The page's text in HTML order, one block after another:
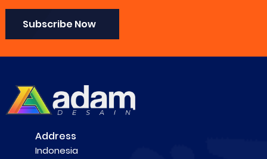
Subscribe Now
Address
Indonesia